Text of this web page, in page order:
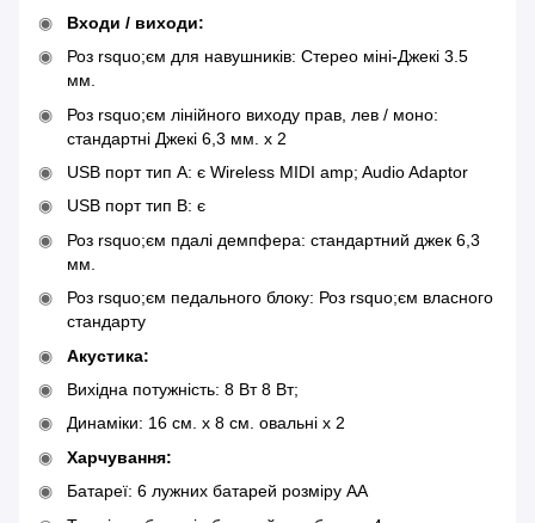
Входи / виходи:
Роз rsquo;єм для навушників: Стерео міні-Джекі 3.5
мм.
Роз rsquo;єм лінійного виходу прав, лев / моно:
стандартні Джекі 6,3 мм. x 2
USB порт тип А: є Wireless MIDI amp; Audio Adaptor
USB порт тип B: є
Роз rsquo;єм пдалі демпфера: стандартний джек 6,3
мм.
Роз rsquo;єм педального блоку: Роз rsquo;єм власного
стандарту
Акустика:
Вихідна потужність: 8 Вт 8 Вт;
Динаміки: 16 см. x 8 см. овальні x 2
Харчування:
Батареї: 6 лужних батарей розміру AA